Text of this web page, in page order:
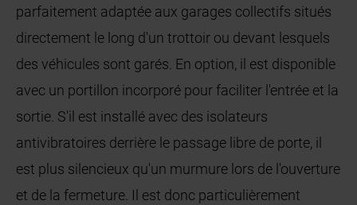
parfaitement adaptée aux garages collectifs situés
directement le long d'un trottoir ou devant lesquels
des véhicules sont garés. En option, il est disponible
avec un portillon incorporé pour faciliter l'entrée et la
sortie. S'il est installé avec des isolateurs
antivibratoires derrière le passage libre de porte, il
est plus silencieux qu'un murmure lors de l'ouverture
et de la fermeture. Il est donc particulièrement